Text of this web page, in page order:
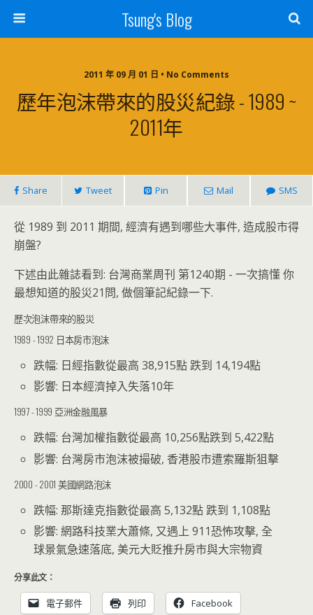
Tsung's Blog
2011 年 09 月 01 日 • No Comments
歷年泡沫帶來的股災紀錄 - 1989 ~
2011年
Share Tweet Pin Mail SMS
從 1989 到 2011 期間, 經濟有遇到哪些大事件, 造成股市得
崩盤?
下述由此雜誌看到: 台灣商業周刊 第1240期 - 一次搞懂 你
最想知道的股災21問, 做個筆記紀錄一下.
歷次泡沫帶來的股災
1989 - 1992 日本房市泡沫
跌幅: 日經指數從最高 38,915點 跌到 14,194點
影響: 日本經濟掉入失落10年
1997 - 1999 亞洲金融風暴
跌幅: 台灣加權指數從最高 10,256點跌到 5,422點
影響: 台灣房市泡沫被撮破, 香港股市遭索羅斯狙擊
2000 - 2001 美國網路泡沫
跌幅: 那斯達克指數從最高 5,132點 跌到 1,108點
影響: 網路科技業大蕭條, 又遇上 911恐怖攻擊, 全
球景氣急速落底, 美元大貶推升房市與大宗物資
分享此文：
電子郵件 列印 Facebook